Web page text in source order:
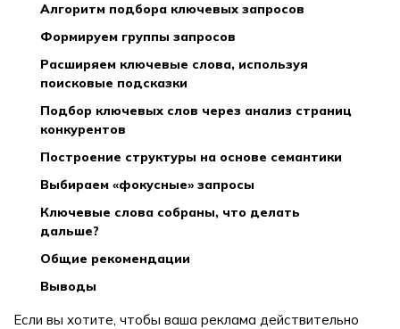
алгоритм подбора ключевых запросов
формируем группы запросов
расширяем ключевые слова, используя
поисковые подсказки
подбор ключевых слов через анализ страниц
конкурентов
построение структуры на основе семантики
выбираем «фокусные» запросы
ключевые слова собраны, что делать
дальше?
общие рекомендации
выводы
Если вы хотите, чтобы ваша реклама действительно